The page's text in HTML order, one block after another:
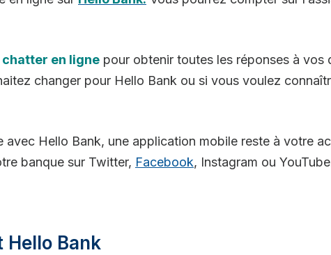
chatter en ligne pour obtenir toutes les réponses à vos
changer pour Hello Bank ou si vous voulez
Hello Bank, une application mobile reste à votre
banque sur Twitter, Facebook, Instagram ou
Bank